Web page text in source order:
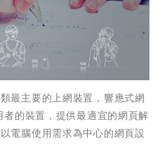
最主要的上網裝置，響應式網
的裝置，提供最適宜的網頁解
電腦使用需求為中心的網頁設